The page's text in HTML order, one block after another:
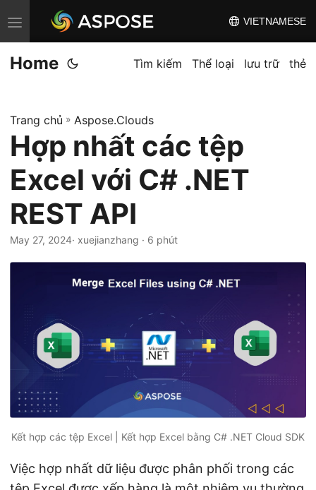
C
h
u
n
đ
i
đ
i
ề
u
VIETNAMESE
Home Tìm kiếm Thể loại lưu trữ thẻ
Trang chủ » Aspose.Clouds
Hợp nhất các tệp
Excel với C# .NET
REST API
May 27, 2024· xuejianzhang · 6 phút
Kết hợp các tệp Excel | Kết hợp Excel bằng C# .NET Cloud SDK
Việc hợp nhất dữ liệu được phân phối trong các